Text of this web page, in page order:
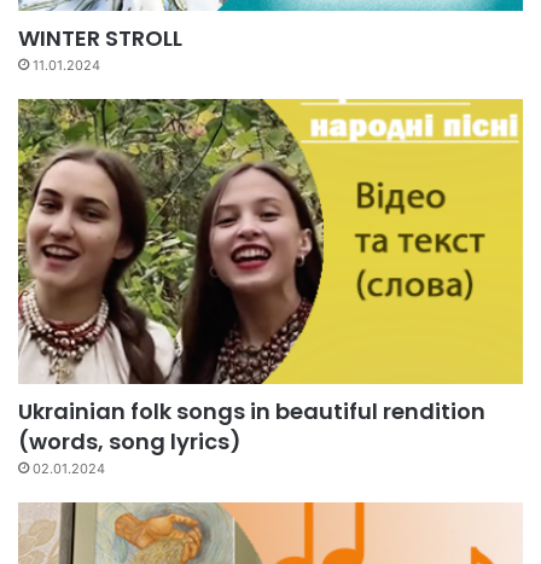
WINTER STROLL
11.01.2024
Ukrainian folk songs in beautiful rendition
(words, song lyrics)
02.01.2024